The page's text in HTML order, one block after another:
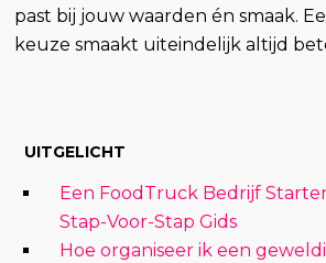
past bij jouw waarden én smaak.
keuze smaakt uiteindelijk altijd
UITGELICHT
Een FoodTruck Bedrijf
Stap-Voor-Stap Gids
Hoe organiseer ik een